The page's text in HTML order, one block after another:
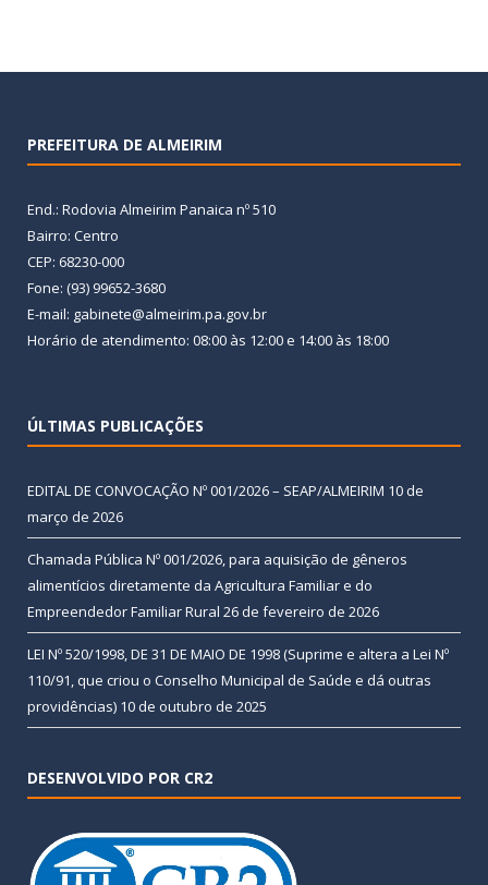
PREFEITURA DE ALMEIRIM
End.: Rodovia Almeirim Panaica nº 510
Bairro: Centro
CEP: 68230-000
Fone: (93) 99652-3680
E-mail: gabinete@almeirim.pa.gov.br
Horário de atendimento: 08:00 às 12:00 e 14:00 às 18:00
ÚLTIMAS PUBLICAÇÕES
EDITAL DE CONVOCAÇÃO Nº 001/2026 – SEAP/ALMEIRIM 10 de
março de 2026
Chamada Pública Nº 001/2026, para aquisição de gêneros
alimentícios diretamente da Agricultura Familiar e do
Empreendedor Familiar Rural 26 de fevereiro de 2026
LEI Nº 520/1998, DE 31 DE MAIO DE 1998 (Suprime e altera a Lei Nº
110/91, que criou o Conselho Municipal de Saúde e dá outras
providências) 10 de outubro de 2025
DESENVOLVIDO POR CR2